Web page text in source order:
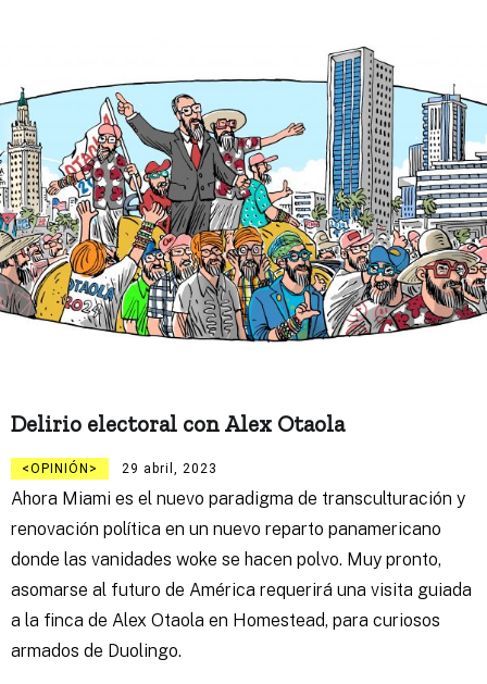
Delirio electoral con Alex Otaola
OPINIÓN 29 abril, 2023
Ahora Miami es el nuevo paradigma de transculturación y
renovación política en un nuevo reparto panamericano
donde las vanidades woke se hacen polvo. Muy pronto,
asomarse al futuro de América requerirá una visita guiada
a la finca de Alex Otaola en Homestead, para curiosos
armados de Duolingo.